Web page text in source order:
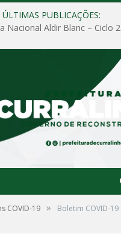
ÚLTIMAS PUBLICAÇÕES:
Nacional Aldir Blanc – Ciclo 2
COVID-19 »
Boletim COVID-19